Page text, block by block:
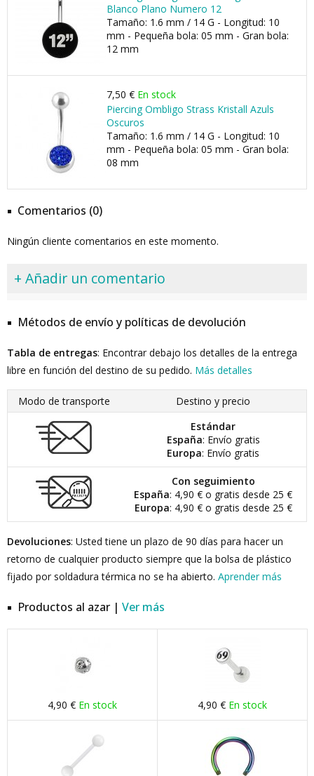
Blanco Plano Numero 12
Tamaño: 1.6 mm / 14 G - Longitud: 10
mm - Pequeña bola: 05 mm - Gran bola:
12 mm
7,50 € En stock
Piercing Ombligo Strass Kristall Azuls
Oscuros
Tamaño: 1.6 mm / 14 G - Longitud: 10
mm - Pequeña bola: 05 mm - Gran bola:
08 mm
Comentarios (0)
Ningún cliente comentarios en este momento.
+ Añadir un comentario
Métodos de envío y políticas de devolución
Tabla de entregas: Encontrar debajo los detalles de la entrega
libre en función del destino de su pedido. Más detalles
Modo de transporte
Destino y precio
Estándar
España: Envío gratis
Europa: Envío gratis
Con seguimiento
España: 4,90 € o gratis desde 25 €
Europa: 4,90 € o gratis desde 25 €
Devoluciones: Usted tiene un plazo de 90 días para hacer un
retorno de cualquier producto siempre que la bolsa de plástico
fijado por soldadura térmica no se ha abierto. Aprender más
Productos al azar | Ver más
4,90 € En stock 4,90 € En stock